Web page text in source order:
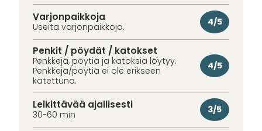
Varjonpaikkoja
Useita varjonpaikkoja. 4/5
Penkit / pöydät / katokset
Penkkejä, pöytiä ja katoksia löytyy.
Penkkejä/pöytiä ei ole erikseen
katettuna.
4/5
Leikittävää ajallisesti
30-60 min 3/5